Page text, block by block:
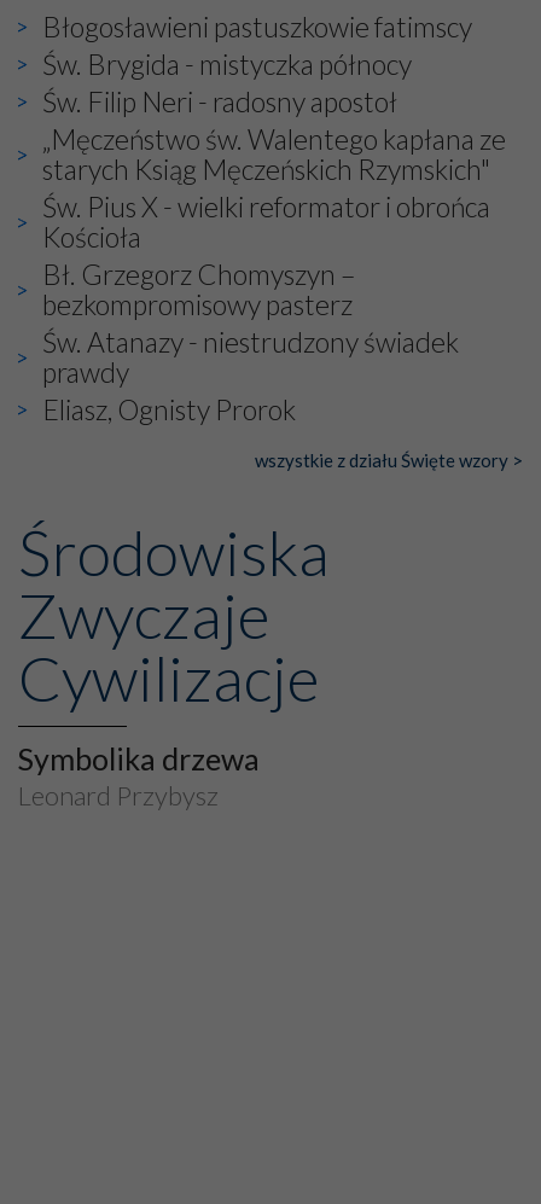
Oprócz zapewnienia nam możliwości codziennego
wysłuchania Mszy Świętej, dawał on wyrazy swej
niezwykłej czci dla Matki Bożej śpiewem
pięknych pieśni.
Każdy z nas przywiózł Matce Bożej bagaż własnych
intencji, od tych najbardziej osobistych po zbiorowe –
dotyczące Kościoła i Ojczyzny. Każdy też otrzymał w
duchowym wymiarze to, czego najbardziej potrzebował.
To doświadczenie znają wszyscy pielgrzymujący ze
szczerą intencją w miejsca szczególnie wybrane przez
Pana Boga i przez Maryję.
Wśród tych niezwykłych miejsc jest też Fatima, niosąca
do Nieba już od ponad wieku nieprzerwany strumień
ludzkiej modlitwy.
Błogosławieni pastuszkowie fatimscy
Św. Brygida - mistyczka północy
Św. Filip Neri - radosny apostoł
„Męczeństwo św. Walentego kapłana ze
starych Ksiąg Męczeńskich Rzymskich"
Św. Pius X - wielki reformator i obrońca
Kościoła
Bł. Grzegorz Chomyszyn –
bezkompromisowy pasterz
Św. Atanazy - niestrudzony świadek
prawdy
Eliasz, Ognisty Prorok
wszystkie z działu Święte wzory >
Środowiska
Zwyczaje
Cywilizacje
Symbolika drzewa
Leonard Przybysz